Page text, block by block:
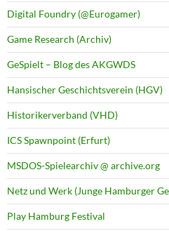
Digital Foundry (@Eurogamer)
Game Research (Archiv)
GeSpielt – Blog des AKGWDS
Hansischer Geschichtsverein (HGV)
Historikerverband (VHD)
ICS Spawnpoint (Erfurt)
MSDOS-Spielearchiv @ archive.org
Netz und Werk (Junge Hamburger
Play Hamburg Festival